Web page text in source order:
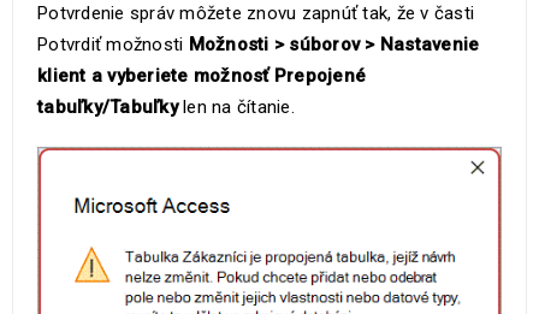
Potvrdenie správ môžete znovu zapnúť tak, že v časti
Potvrdiť možnosti Možnosti > súborov > Nastavenie
klient a vyberiete možnosť Prepojené
tabuľky/Tabuľkylen na čítanie.